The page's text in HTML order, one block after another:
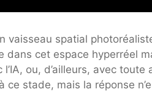
vaisseau spatial
cet espace hyperréel
ou, d’ailleurs, avec toute
ce stade, mais la réponse